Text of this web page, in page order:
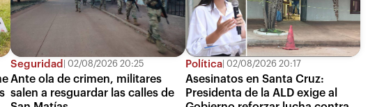
Seguridad 02/08/2026 20:25
Ante ola de crimen, militares
salen a resguardar las calles de
Política 02/08/2026 20:17
Asesinatos en Santa Cruz:
Presidenta de la ALD exige al